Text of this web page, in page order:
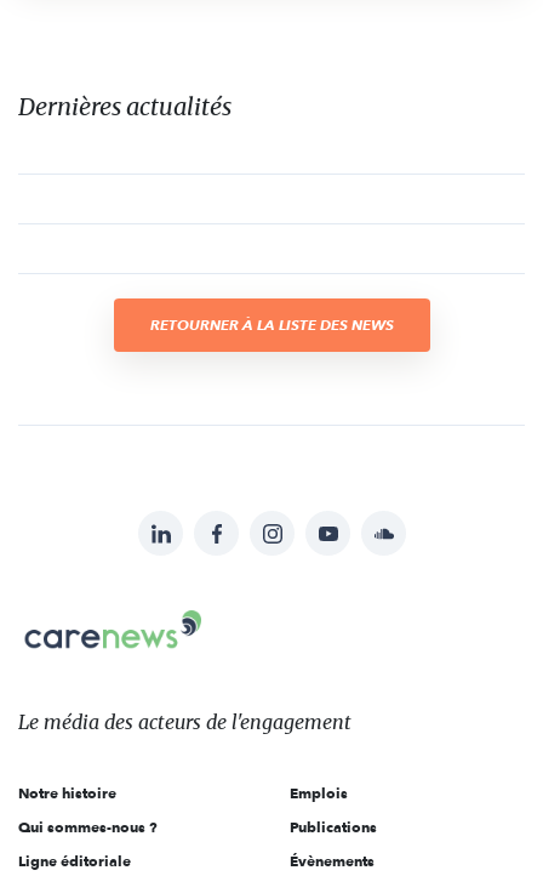
Dernières actualités
RETOURNER À LA LISTE DES NEWS
sur:
LinkedInFacebookInstagramYouTubeSoundcloud
Le
des
l'engagement
Le média des acteurs de l'engagement
Notre histoire
Qui sommes-nous ?
Ligne éditoriale
Emplois
Publications
Évènements